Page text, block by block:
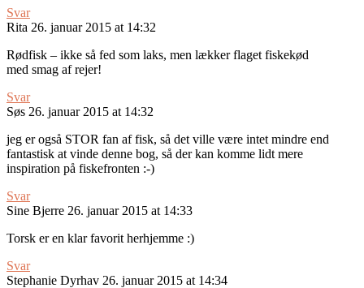
Svar
Rita 26. januar 2015 at 14:32
Rødfisk – ikke så fed som laks, men lækker flaget fiskekød
med smag af rejer!
Svar
Søs 26. januar 2015 at 14:32
jeg er også STOR fan af fisk, så det ville være intet mindre end
fantastisk at vinde denne bog, så der kan komme lidt mere
inspiration på fiskefronten :-)
Svar
Sine Bjerre 26. januar 2015 at 14:33
Torsk er en klar favorit herhjemme :)
Svar
Stephanie Dyrhav 26. januar 2015 at 14:34